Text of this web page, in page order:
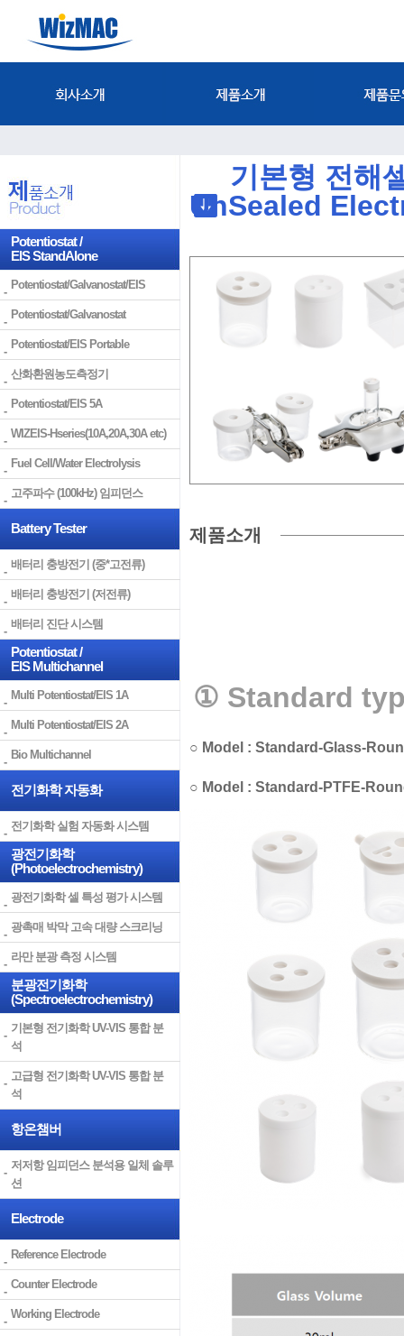
Potentiostat /
EIS StandAlone
Potentiostat/Galvanostat/EIS
Potentiostat/Galvanostat
Potentiostat/EIS Portable
산화환원농도측정기
Potentiostat/EIS 5A
WIZEIS-Hseries(10A,20A,30A etc)
Fuel Cell/Water Electrolysis
고주파수 (100kHz) 임피던스
Battery Tester
배터리 충방전기 (중*고전류)
배터리 충방전기 (저전류)
배터리 진단 시스템
Potentiostat /
EIS Multichannel
Multi Potentiostat/EIS 1A
Multi Potentiostat/EIS 2A
Bio Multichannel
전기화학 자동화
전기화학 실험 자동화 시스템
광전기화학
(Photoelectrochemistry)
광전기화학 셀 특성 평가 시스템
광촉매 박막 고속 대량 스크리닝
라만 분광 측정 시스템
분광전기화학
(Spectroelectrochemistry)
기본형 전기화학 UV-VIS 통합 분
석
고급형 전기화학 UV-VIS 통합 분
석
항온챔버
저저항 임피던스 분석용 일체 솔루
션
Electrode
Reference Electrode
Counter Electrode
Working Electrode
기본형 전해
UnSealed
제품소개
① Standard
○ Model : Standard-Glass-
○ Model : Standard-PTFE-